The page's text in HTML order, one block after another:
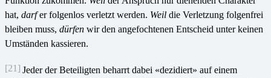
hat, darfer folgenlos verletzt werden. Weil die Verletzung folgenfrei
bleiben muss, dürfen wir den angefochtenen Entscheid unter keinen
Umständen kassieren.
[21] Jeder der Beteiligten beharrt dabei «dezidiert» auf einem